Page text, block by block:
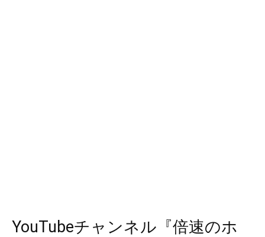
YouTubeチャンネル『倍速のホ